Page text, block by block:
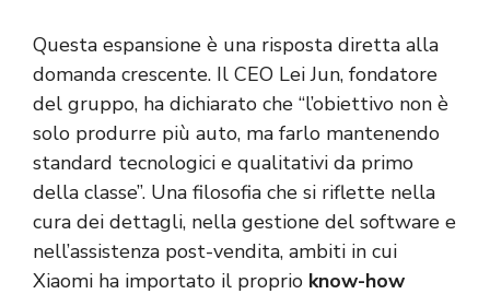
Questa espansione è una risposta diretta alla
domanda crescente. Il CEO Lei Jun, fondatore
del gruppo, ha dichiarato che “l’obiettivo non è
solo produrre più auto, ma farlo mantenendo
standard tecnologici e qualitativi da primo
della classe”. Una filosofia che si riflette nella
cura dei dettagli, nella gestione del software e
nell’assistenza post-vendita, ambiti in cui
Xiaomi ha importato il proprio know-how